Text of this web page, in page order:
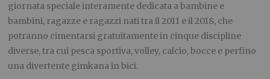
giornata speciale interamente dedicata a bambine e
bambini, ragazze e ragazzi nati tra il 2011 e il 2018, che
potranno cimentarsi gratuitamente in cinque discipline
diverse, tra cui pesca sportiva, volley, calcio, bocce e perfino
una divertente gimkana in bici.